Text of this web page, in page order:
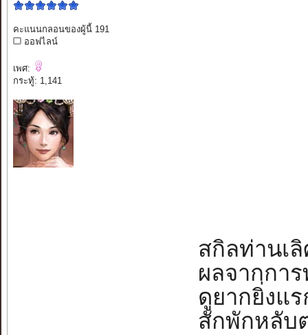
คะแนนกลอนของผู้นี้ 191
ออฟไลน์
เพศ:
กระทู้: 1,141
สกิลท่านเ
ผลจากกา
ดูยากยิ่งแ
สักพักหลับ